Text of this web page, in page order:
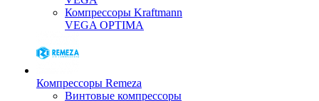
Компрессоры Kraftmann
VEGA OPTIMA
Компрессоры Remeza
Винтовые компрессоры